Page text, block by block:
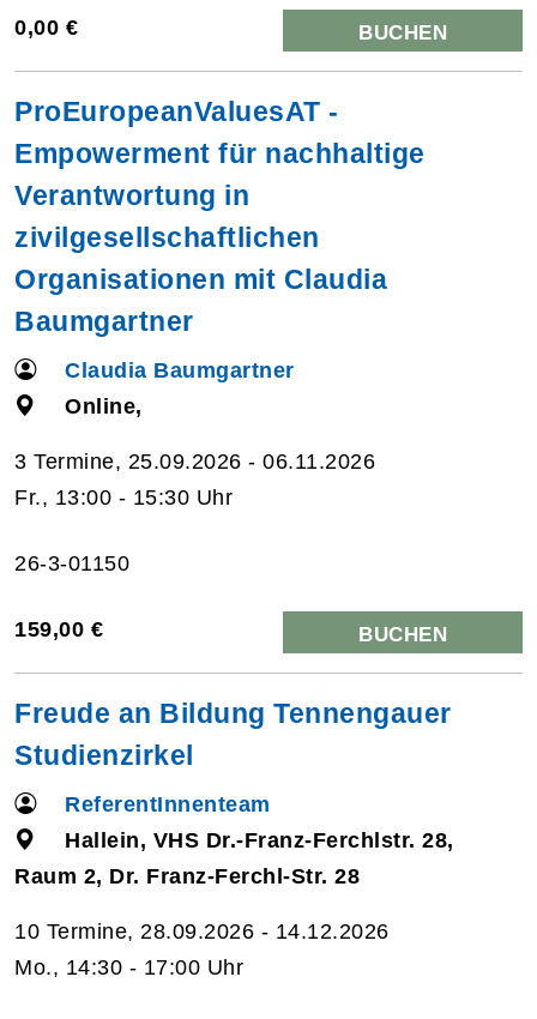
0,00 € BUCHEN
ProEuropeanValuesAT -
Empowerment für nachhaltige
Verantwortung in
zivilgesellschaftlichen
Organisationen mit Claudia
Baumgartner
Claudia Baumgartner
Online,
3 Termine, 25.09.2026 - 06.11.2026
Fr., 13:00 - 15:30 Uhr
26-3-01150
159,00 € BUCHEN
Freude an Bildung Tennengauer
Studienzirkel
ReferentInnenteam
Hallein, VHS Dr.-Franz-Ferchlstr. 28,
Raum 2, Dr. Franz-Ferchl-Str. 28
10 Termine, 28.09.2026 - 14.12.2026
Mo., 14:30 - 17:00 Uhr